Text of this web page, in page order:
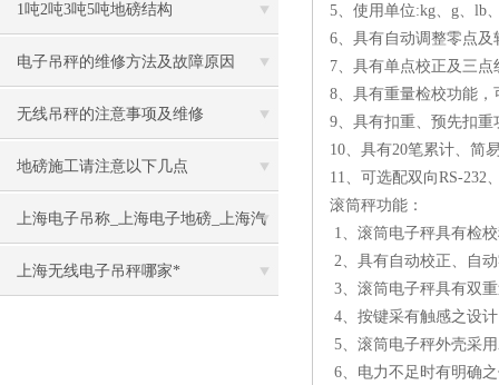
1吨2吨3吨5吨地磅结构
电子吊秤的维修方法及故障原因
无线吊秤的注意事项及维修
地磅施工请注意以下几点
上海电子吊称_上海电子地磅_上海汽
车衡
上海无线电子吊秤哪家*
5、使用单位:kg、g、lb
6、具有自动调整零点
7、具有单点校正及三
8、具有重量检校功能
9、具有扣重、预先扣重
10、具有20笔累计、简
11、可选配双向RS-232
滚筒秤功能：
1、滚筒电子秤具有检
2、具有自动校正、自
3、滚筒电子秤具有双
4、按键采有触感之设
5、滚筒电子秤外壳采
6、电力不足时有明确